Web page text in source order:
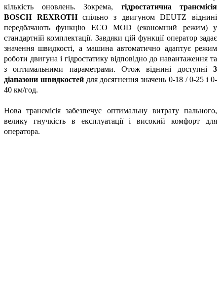
кількість оновлень. Зокрема, гідростатична трансмісія
BOSCH REXROTHспільно з двигуном DEUTZ віднині
передбачають функцію ЕСО MOD (економний режим) у
стандартній комплектації. Завдяки цій функції оператор задає
значення швидкості, а машина автоматично адаптує режим
роботи двигуна і гідростатику відповідно до навантаження та
з оптимальними параметрами. Отож віднині доступні 3
діапазони швидкостейдля досягнення значень 0-18 / 0-25 і 0-
40 км/год.
Нова трансмісія забезпечує оптимальну витрату пального,
велику гнучкість в експлуатації і високий комфорт для
оператора.